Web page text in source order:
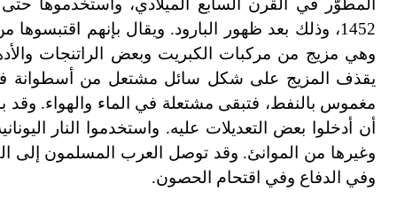
المطوَّر في القرن السابع الميلادي، واستخدموها
1452، وذلك بعد ظهور البارود. ويقال بإنهم
وهي مزيج من مركبات الكبريت وبعض الراتنجات
يقذف المزيج على شكل سائل مشتعل من أسطوانة
مغموس بالنفط، فتبقى مشتعلة في الماء والهواء. وقد
أن أدخلوا بعض التعديلات عليه. واستخدموا النار
وغيرها من الموانئ. وقد توصل العرب المسلمون إلى
وفي الدفاع وفي اقتحام الحصون.